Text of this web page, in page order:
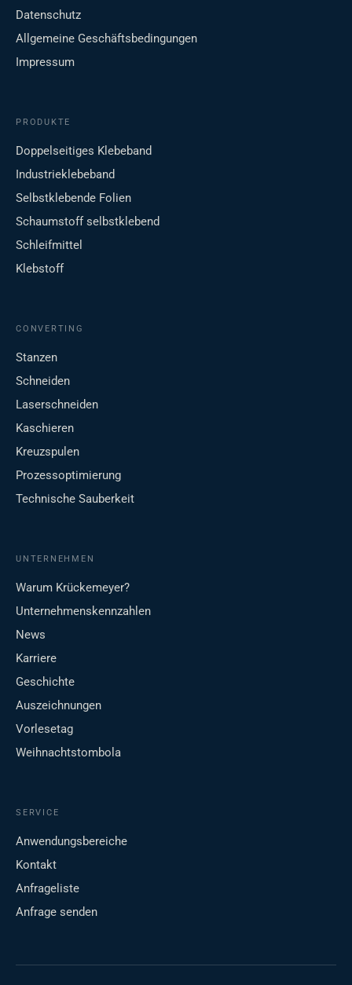
Datenschutz
Allgemeine Geschäftsbedingungen
Impressum
PRODUKTE
Doppelseitiges Klebeband
Industrieklebeband
Selbstklebende Folien
Schaumstoff selbstklebend
Schleifmittel
Klebstoff
CONVERTING
Stanzen
Schneiden
Laserschneiden
Kaschieren
Kreuzspulen
Prozessoptimierung
Technische Sauberkeit
UNTERNEHMEN
Warum Krückemeyer?
Unternehmenskennzahlen
News
Karriere
Geschichte
Auszeichnungen
Vorlesetag
Weihnachtstombola
SERVICE
Anwendungsbereiche
Kontakt
Anfrageliste
Anfrage senden